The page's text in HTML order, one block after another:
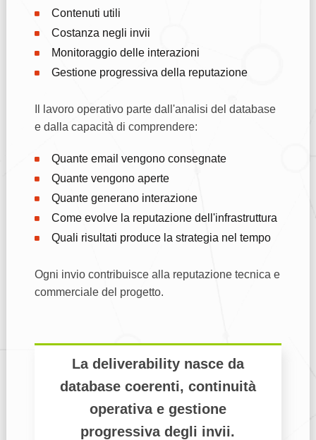
Contenuti utili
Costanza negli invii
Monitoraggio delle interazioni
Gestione progressiva della reputazione
Il lavoro operativo parte dall'analisi del database
e dalla capacità di comprendere:
Quante email vengono consegnate
Quante vengono aperte
Quante generano interazione
Come evolve la reputazione dell'infrastruttura
Quali risultati produce la strategia nel tempo
Ogni invio contribuisce alla reputazione tecnica e
commerciale del progetto.
La deliverability nasce da
database coerenti, continuità
operativa e gestione
progressiva degli invii.